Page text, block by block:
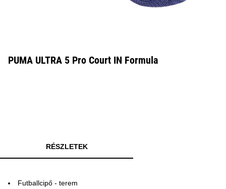
PUMA ULTRA 5 Pro Court IN Formula
RÉSZLETEK
Futballcipő - terem